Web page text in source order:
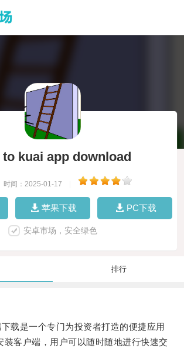
to kuai app download
时间：2025-01-17
苹果下载 PC下载
安卓市场，安全绿色
排行
是一个专门为投资者打造的便捷应用
装客户端，用户可以随时随地进行快速交